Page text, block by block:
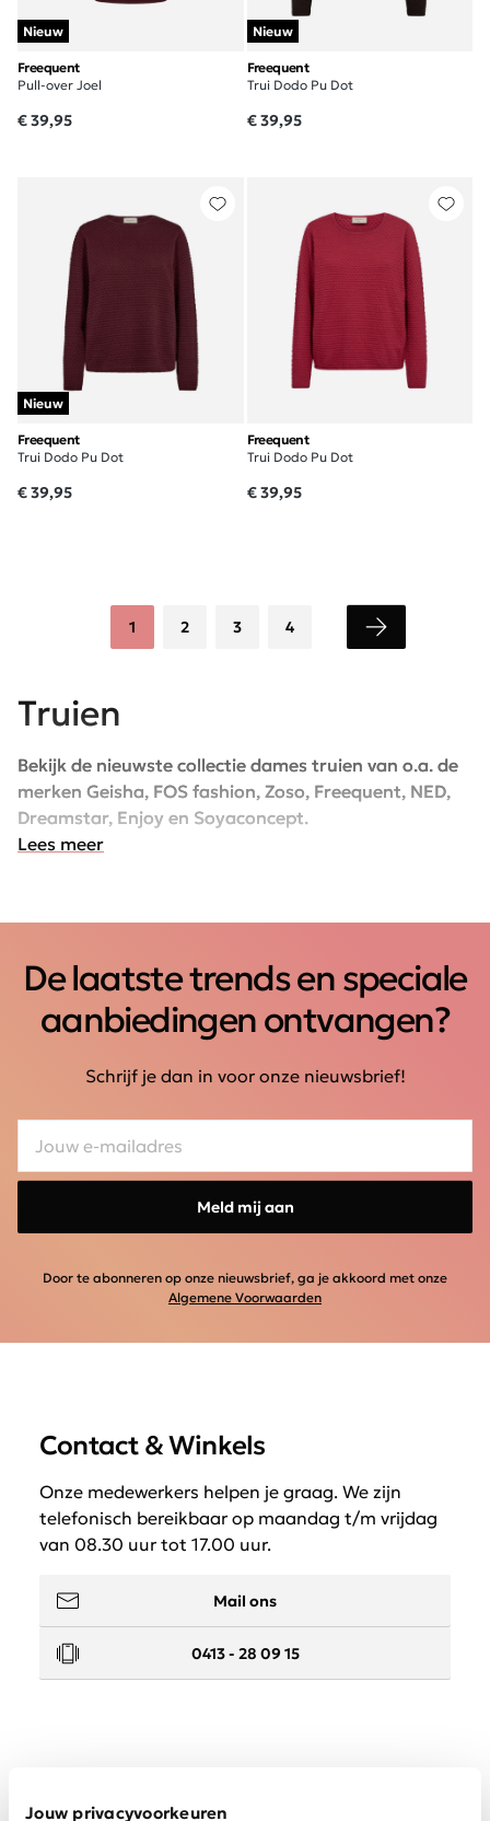
Jouw privacyvoorkeuren
Nieuw
Freequent
Pull-over Joel
€ 39,95
Nieuw
Freequent
Trui Dodo Pu Dot
€ 39,95
Nieuw
Freequent
Trui Dodo Pu Dot
€ 39,95
Freequent
Trui Dodo Pu Dot
€ 39,95
1 2 3 4
Truien
Bekijk de nieuwste collectie dames truien van o.a. de
merken Geisha, FOS fashion, Zoso, Freequent, NED,
Dreamstar, Enjoy en Soyaconcept.
Lees meer
De laatste trends en speciale
aanbiedingen ontvangen?
Schrijf je dan in voor onze nieuwsbrief!
Meld mij aan
Door te abonneren op onze nieuwsbrief, ga je akkoord met onze
Algemene Voorwaarden
Contact & Winkels
Onze medewerkers helpen je graag. We zijn
telefonisch bereikbaar op maandag t/m vrijdag
van 08.30 uur tot 17.00 uur.
Mail ons
0413 - 28 09 15